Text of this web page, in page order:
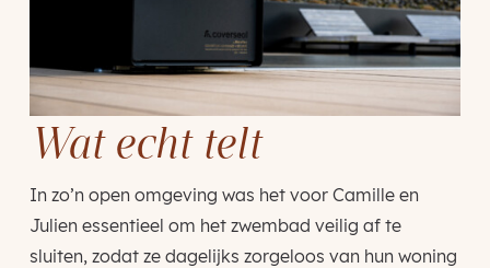
Wat echt telt
In zo’n open omgeving was het voor Camille en
Julien essentieel om het zwembad veilig af te
sluiten, zodat ze dagelijks zorgeloos van hun woning